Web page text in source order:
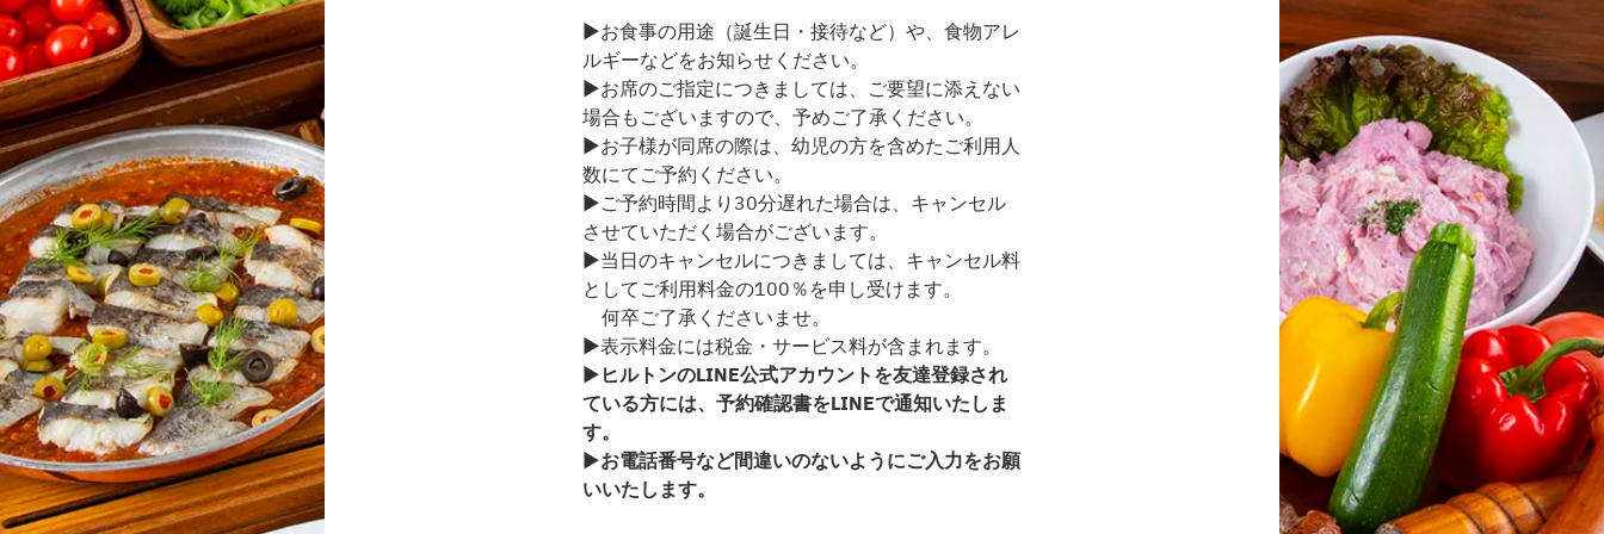
▶お食事の用途（誕生日・接待など）や、食物アレ
ルギーなどをお知らせください。
▶お席のご指定につきましては、ご要望に添えない
場合もございますので、予めご了承ください。
▶お子様が同席の際は、幼児の方を含めたご利用人
数にてご予約ください。
▶ご予約時間より30分遅れた場合は、キャンセル
させていただく場合がございます。
▶当日のキャンセルにつきましては、キャンセル料
としてご利用料金の100％を申し受けます。
何卒ご了承くださいませ。
▶表示料金には税金・サービス料が含まれます。
▶ ヒルトンのLINE公式アカウントを友達登録され
ている方には、予約確認書をLINEで通知いたしま
す。
▶お電話番号など間違いのないようにご入力をお願
いいたします。